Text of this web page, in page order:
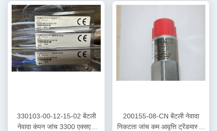
330103-00-12-15-02 बेंटली
नेवादा कंपन जांच 3300 एक्सएल
200155-08-CN बेंटली नेवादा
निकटता जांच कम आवृत्ति ट्रेंडमास्टर